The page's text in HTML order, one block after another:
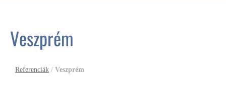
Veszprém
Referenciák / Veszprém